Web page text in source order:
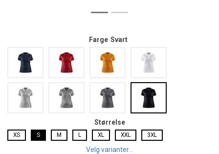
Farge Svart
Størrelse
XS S M L XL XXL 3XL
Velg varianter...